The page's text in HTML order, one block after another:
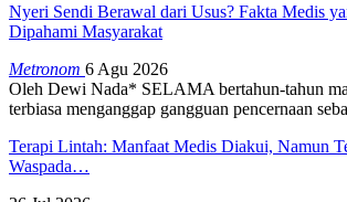
Nyeri Sendi Berawal dari Usus? Fakta Medis
Dipahami Masyarakat
Metronom 6 Agu 2026
Oleh Dewi Nada* SELAMA bertahun-tahun
terbiasa menganggap gangguan pencernaan
Terapi Lintah: Manfaat Medis Diakui, Namun
Waspada…